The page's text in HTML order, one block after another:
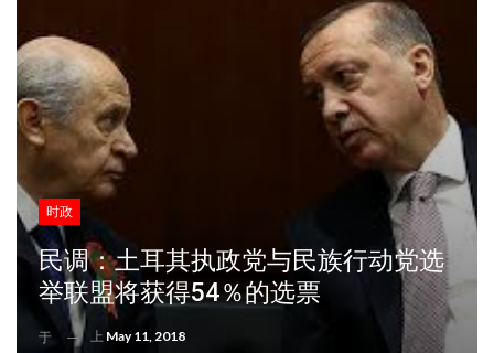
时政
民调：土耳其执政党与民族行动党选
举联盟将获得54％的选票
于 上 May 11, 2018